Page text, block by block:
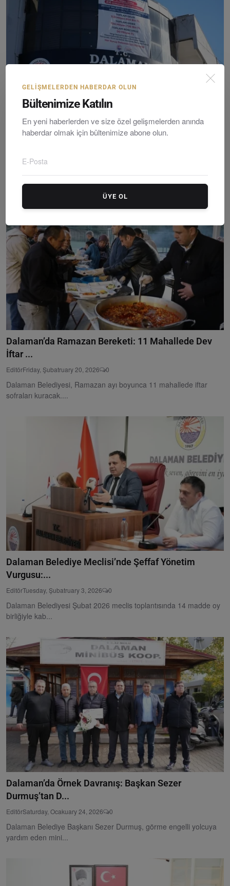
Dalaman Belediyesi’nde Şeffaf Dönem: Başkan
Sezer Du...
Dalaman Belediye Başkanı Sezer Durmuş, 2024-2025 dönemi
gelir, gider ve borç ...
Dalaman’da Ramazan Bereketi: 11 Mahallede Dev
İftar ...
EditörFriday, Şubatruary 20, 2026 0
Dalaman Belediyesi, Ramazan ayı boyunca 11 mahallede iftar
sofraları kuracak....
Dalaman Belediye Meclisi’nde Şeffaf Yönetim
Vurgusu:...
EditörTuesday, Şubatruary 3, 2026 0
Dalaman Belediyesi Şubat 2026 meclis toplantısında 14 madde oy
birliğiyle kab...
Dalaman’da Örnek Davranış: Başkan Sezer
Durmuş’tan D...
EditörSaturday, Ocakuary 24, 2026 0
Dalaman Belediye Başkanı Sezer Durmuş, görme engelli yolcuya
yardım eden mini...
GELIŞMELERDEN HABERDAR OLUN
Bültenimize Katılın
En yeni haberlerden ve size özel gelişmelerden anında
haberdar olmak için bültenimize abone olun.
ÜYE OL